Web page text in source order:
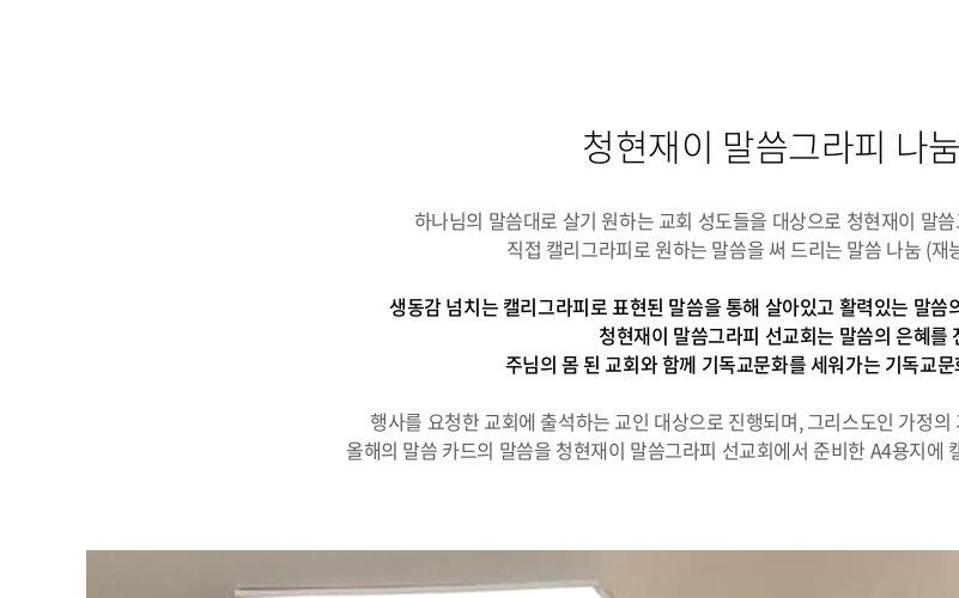
청현재이 말씀그라피 나
하나님의 말씀대로 살기 원하는 교회 성도들을 대상으로 청현재이 말
직접 캘리그라피로 원하는 말씀을 써 드리는 말씀 나눔 (재
생동감 넘치는 캘리그라피로 표현된 말씀을 통해 살아있고 활력있는 말
청현재이 말씀그라피 선교회는 말씀의 은혜를
주님의 몸 된 교회와 함께 기독교문화를 세워가는 기독교
행사를 요청한 교회에 출석하는 교인 대상으로 진행되며, 그리스도인 가정
올해의 말씀 카드의 말씀을 청현재이 말씀그라피 선교회에서 준비한 A4용지에